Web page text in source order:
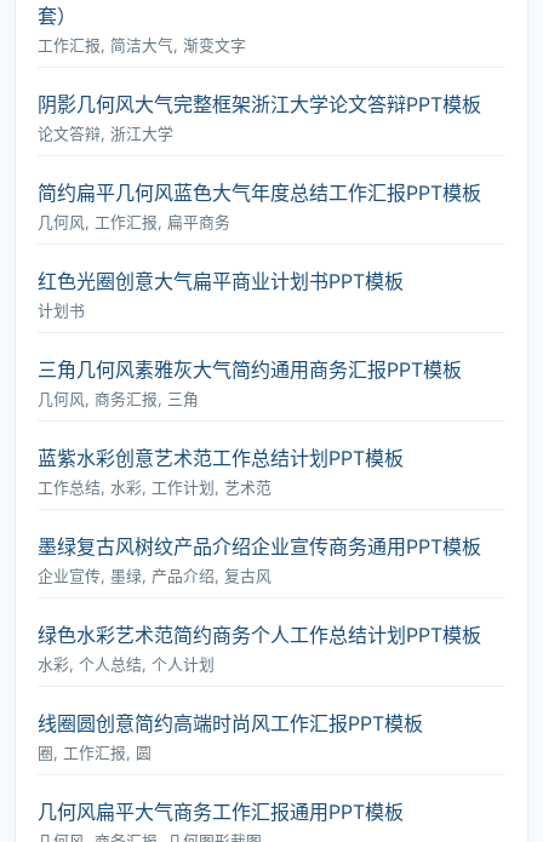
套）
工作汇报, 简洁大气, 渐变文字
阴影几何风大气完整框架浙江大学论文答辩PPT模板
论文答辩, 浙江大学
简约扁平几何风蓝色大气年度总结工作汇报PPT模板
几何风, 工作汇报, 扁平商务
红色光圈创意大气扁平商业计划书PPT模板
计划书
三角几何风素雅灰大气简约通用商务汇报PPT模板
几何风, 商务汇报, 三角
蓝紫水彩创意艺术范工作总结计划PPT模板
工作总结, 水彩, 工作计划, 艺术范
墨绿复古风树纹产品介绍企业宣传商务通用PPT模板
企业宣传, 墨绿, 产品介绍, 复古风
绿色水彩艺术范简约商务个人工作总结计划PPT模板
水彩, 个人总结, 个人计划
线圈圆创意简约高端时尚风工作汇报PPT模板
圈, 工作汇报, 圆
几何风扁平大气商务工作汇报通用PPT模板